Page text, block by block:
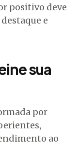
positivo deve
e
sua
por
ao